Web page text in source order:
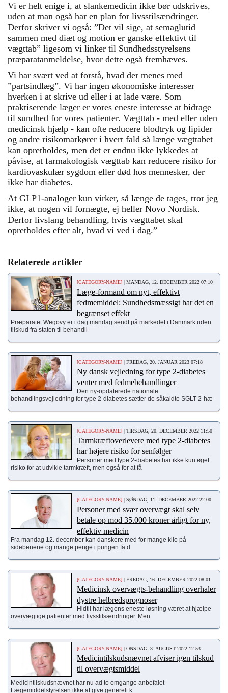
Vi er helt enige i, at slankemedicin ikke bør udskrives,
uden at man også har en plan for livsstilsændringer.
Derfor skriver vi også: ”Det vil sige, at semaglutid
sammen med diæt og motion er ganske effektivt til
vægttab” ligesom vi linker til Sundhedsstyrelsens
præparatanmeldelse, hvor dette også fremhæves.
Vi har svært ved at forstå, hvad der menes med
”partsindlæg”. Vi har ingen økonomiske interesser
hverken i at skrive ud eller i at lade være. Som
praktiserende læger er vores eneste interesse at bidrage
til sundhed for vores patienter. Vægttab - med eller uden
medicinsk hjælp - kan ofte reducere blodtryk og lipider
og andre risikomarkører i hvert fald så længe vægttabet
kan opretholdes, men det er endnu ikke lykkedes at
påvise, at farmakologisk vægttab kan reducere risiko for
kardiovaskulær sygdom eller død hos mennesker, der
ikke har diabetes.
At GLP1-analoger kun virker, så længe de tages, tror jeg
ikke, at nogen vil fornægte, ej heller Novo Nordisk.
Derfor livslang behandling, hvis vægttabet skal
opretholdes efter alt, hvad vi ved i dag.”
Relaterede artikler
[CATEGORY-NAME] | MANDAG, 12. DECEMBER 2022 07:10
Læge-formand om nyt, effektivt
fedmemiddel: Sundhedsmæssigt har det en
begrænset effekt
Præparatet Wegovy er i dag mandag sendt på markedet i Danmark uden
tilskud fra staten til behandli
[CATEGORY-NAME] | FREDAG, 20. JANUAR 2023 07:18
Ny dansk vejledning for type 2-diabetes
venter med fedmebehandlinger
Den ny-opdaterede nationale
behandlingsvejledning for type 2-diabetes sætter de såkaldte SGLT-2-hæ
[CATEGORY-NAME] | TIRSDAG, 20. DECEMBER 2022 11:50
Tarmkræftoverlevere med type 2-diabetes
har højere risiko for senfølger
Personer med type 2-diabetes har ikke kun øget
risiko for at udvikle tarmkræft, men også for at få
[CATEGORY-NAME] | SØNDAG, 11. DECEMBER 2022 22:00
Personer med svær overvægt skal selv
betale op mod 35.000 kroner årligt for ny,
effektiv medicin
Fra mandag 12. december kan danskere med for mange kilo på
sidebenene og mange penge i pungen få d
[CATEGORY-NAME] | FREDAG, 16. DECEMBER 2022 08:01
Medicinsk overvægt­s-behandling overhaler
dystre helbredsprognoser
Hidtil har lægens eneste løsning været at hjælpe
overvægtige patienter med livsstilsændringer. Men
[CATEGORY-NAME] | ONSDAG, 3. AUGUST 2022 12:53
Medicintilskudsnævnet afviser igen tilskud
til overvægtsmiddel
Medicintilskudsnævnet har nu ad to omgange anbefalet
Lægemiddelstyrelsen ikke at give generelt k